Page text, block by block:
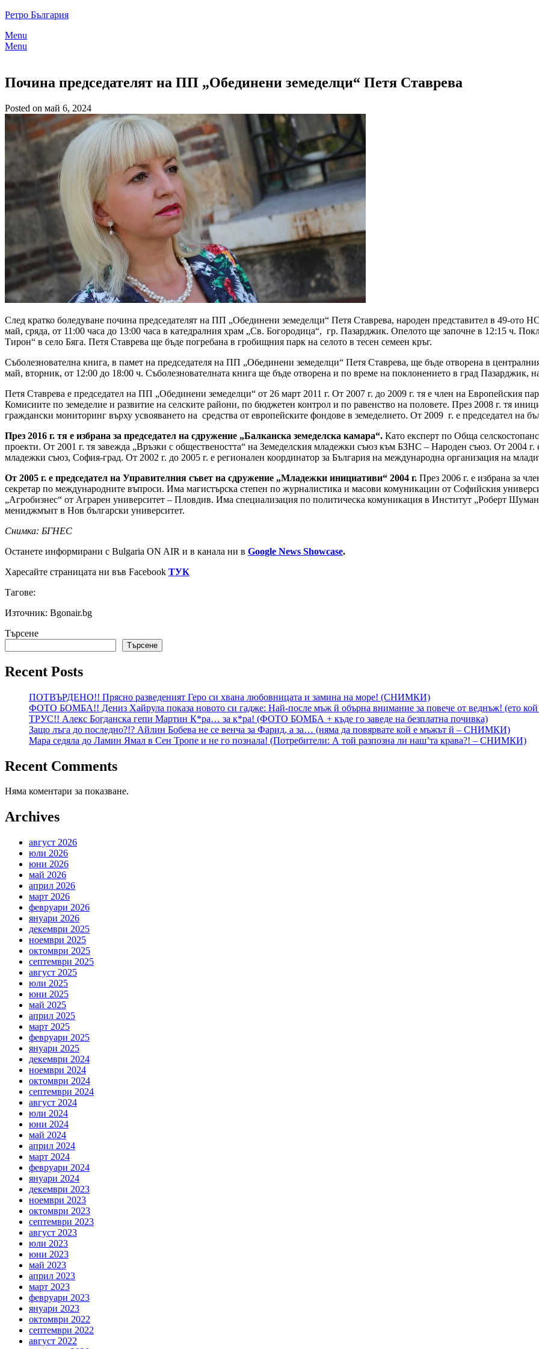
Skip
content
Ретро България
Menu
Menu
Почина председателят на ПП „Обединени земеделци“ Петя Ставрева
Posted on май 6, 2024
След кратко боледуване почина председателят на ПП „Обединени земеделци“ Петя Ставрева, народен представител в 49-
май, сряда, от 11:00 часа до 13:00 часа в катедралния храм „Св. Богородица“, гр. Пазарджик. Опелото ще започне в 12:15 ч.
Тирон“ в село Бяга. Петя Ставрева ще бъде погребана в гробищния парк на селото в тесен семеен кръг.
Съболезнователна книга, в памет на председателя на ПП „Обединени земеделци“ Петя Ставрева, ще бъде отворена в
май, вторник, от 12:00 до 18:00 ч. Съболезнователната книга ще бъде отворена и по време на поклонението в град Пазарджик,
Петя Ставрева е председател на ПП „Обединени земеделци“ от 26 март 2011 г. От 2007 г. до 2009 г. тя е член на Европейския
Комисиите по земеделие и развитие на селските райони, по бюджетен контрол и по равенство на половете. През 2008 г. тя
граждански мониторинг върху усвояването на средства от европейските фондове в земеделието. От 2009 г. е председател на
През 2016 г. тя е избрана за председател на сдружение „Балканска земеделска камара“. Като експерт по Обща
проекти. От 2001 г. тя завежда „Връзки с обществеността“ на Земеделския младежки съюз към БЗНС – Народен съюз. От 2004 г.
младежки съюз, София-град. От 2002 г. до 2005 г. е регионален координатор за България на международна организация на
От 2005 г. е председател на Управителния съвет на сдружение „Младежки инициативи“ 2004 г. През 2006 г. е избрана за
секретар по международните въпроси. Има магистърска степен по журналистика и масови комуникации от Софийския
„Агробизнес“ от Аграрен университет – Пловдив. Има специализация по политическа комуникация в Институт „Роберт
мениджмънт в Нов български университет.
Снимка: БГНЕС
Останете информирани с Bulgaria ON AIR и в канала ни в Google News Showcase.
Харесайте страницата ни във Facebook ТУК
Тагове:
Източник: Bgonair.bg
Търсене
Търсене
Recent Posts
ПОТВЪРДЕНО!! Прясно разведеният Геро си хвана любовницата и замина на море! (СНИМКИ)
ФОТО БОМБА!! Дениз Хайрула показа новото си гадже: Най-после мъж й обърна внимание за повече от веднъж! (ето кой
ТРУС!! Алекс Богданска гепи Мартин К*ра… за к*ра! (ФОТО БОМБА + къде го заведе на безплатна почивка)
Защо лъга до последно?!? Айлин Бобева не се венча за Фарид, а за… (няма да повярвате кой е мъжът й – СНИМКИ)
Мара седяла до Ламин Ямал в Сен Тропе и не го познала! (Потребители: А той разпозна ли наш’та крава?! – СНИМКИ)
Recent Comments
Няма коментари за показване.
Archives
август 2026
юли 2026
юни 2026
май 2026
април 2026
март 2026
февруари 2026
януари 2026
декември 2025
ноември 2025
октомври 2025
септември 2025
август 2025
юли 2025
юни 2025
май 2025
април 2025
март 2025
февруари 2025
януари 2025
декември 2024
ноември 2024
октомври 2024
септември 2024
август 2024
юли 2024
юни 2024
май 2024
април 2024
март 2024
февруари 2024
януари 2024
декември 2023
ноември 2023
октомври 2023
септември 2023
август 2023
юли 2023
юни 2023
май 2023
април 2023
март 2023
февруари 2023
януари 2023
октомври 2022
септември 2022
август 2022